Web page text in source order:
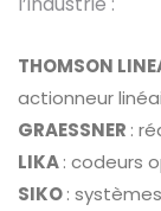
THOMSON
actionneur
GRAESSNER :
LIKA: codeurs
SIKO: